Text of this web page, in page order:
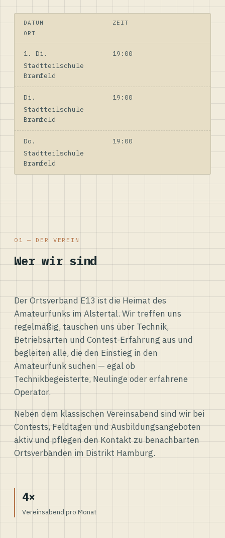
DATUM
ZEIT
ORT
1. Di.
19:00
Stadtteilschule
Bramfeld
Di.
19:00
Stadtteilschule
Bramfeld
Do.
19:00
Stadtteilschule
Bramfeld
01 — DER VEREIN
Wer wir sind
Der Ortsverband E13 ist die Heimat des
Amateurfunks im Alstertal. Wir treffen uns
regelmäßig, tauschen uns über Technik,
Betriebsarten und Contest-Erfahrung aus und
begleiten alle, die den Einstieg in den
Amateurfunk suchen — egal ob
Technikbegeisterte, Neulinge oder erfahrene
Operator.
Neben dem klassischen Vereinsabend sind wir bei
Contests, Feldtagen und Ausbildungsangeboten
aktiv und pflegen den Kontakt zu benachbarten
Ortsverbänden im Distrikt Hamburg.
4×
Vereinsabend pro Monat